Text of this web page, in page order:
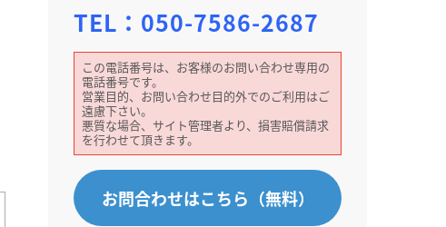
TEL： 050-7586-2687
この電話番号は、お客様のお問い合わせ専用の
電話番号です。
営業目的、お問い合わせ目的外でのご利用はご
遠慮下さい。
悪質な場合、サイト管理者より、損害賠償請求
を行わせて頂きます。
お問合わせはこちら（無料）